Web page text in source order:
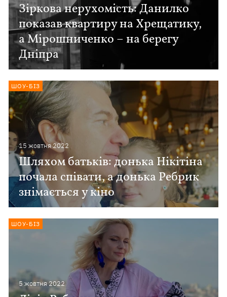
Зіркова нерухомість: Данилко
показав квартиру на Хрещатику,
а Мірошниченко – на берегу
Дніпра
15 жовтня 2022
Шляхом батьків: донька Нікітіна
почала співати, а донька Ребрик
знімається у кіно
ШОУ-БІЗ
5 жовтня 2022
ШОУ-БІЗ